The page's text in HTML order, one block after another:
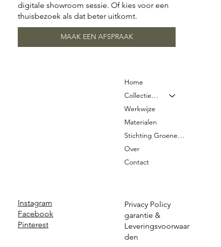
Instagram
Facebook
Pinterest
Privacy Policy
garantie &
Leveringsvoorwaar
den
Home
Collectie & Prijzen
Werkwijze
Materialen
Stichting Groene Graven
Over
Contact
digitale showroom sessie. Of kies voor een
thuisbezoek als dat beter uitkomt.
MAAK EEN AFSPRAAK